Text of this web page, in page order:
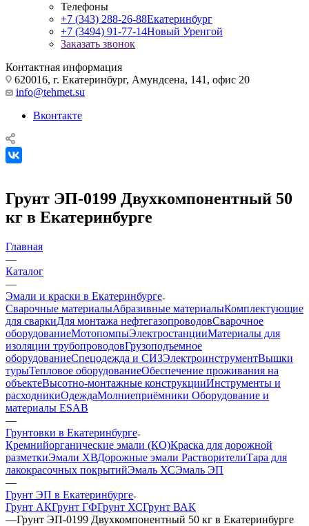
Телефоны
+7 (343) 288-26-88Екатеринбург
+7 (3494) 91-77-14Новый Уренгой
Заказать звонок
Контактная информация
620016, г. Екатеринбург, Амундсена, 141, офис 20
info@tehmet.su
Вконтакте
Грунт ЭП-0199 Двухкомпонентный 50
кг в Екатеринбурге
Главная
—
Каталог
—
Эмали и краски в Екатеринбурге
Сварочные материалыАбразивные материалыКомплектующие
для сваркиДля монтажа нефтегазопроводовСварочное
оборудованиеМотопомпыЭлектростанцииМатериалы для
изоляции трубопроводовГрузоподъемное
оборудованиеСпецодежда и СИЗЭлектроинструментВышки
турыТепловое оборудованиеОбеспечение проживания на
объектеВысотно-монтажные конструкцииИнструменты и
расходникиОдеждаМолниеприёмники Оборудование и
материалы ESAB
—
Грунтовки в Екатеринбурге
Кремнийорганические эмали (КО)Краска для дорожной
разметкиЭмали ХВДорожные эмали РастворителиТара для
лакокрасочных покрытийЭмаль ХСЭмаль ЭП
—
Грунт ЭП в Екатеринбурге
Грунт АКГрунт ГФГрунт ХСГрунт ВАК
—Грунт ЭП-0199 Двухкомпонентный 50 кг в Екатеринбурге